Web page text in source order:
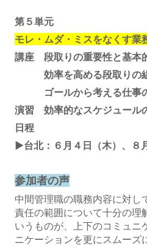
第５単元
モレ・ムダ・ミスをなくす業
講座 段取りの重要性と基本
効率を高める段取りの組
ゴールから考える仕事
演習 効率的なスケジュール
日程
▶︎台北：６月４日（木）、８
参加者の声
中間管理職の職務内容に対し
責任の範囲について十分の理
いうものが、上下のコミュニ
ニケーションを更にスムーズ